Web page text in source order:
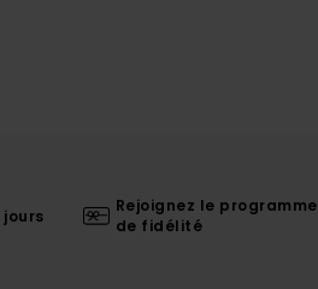
jours
Rejoignez le programme
de fidélité